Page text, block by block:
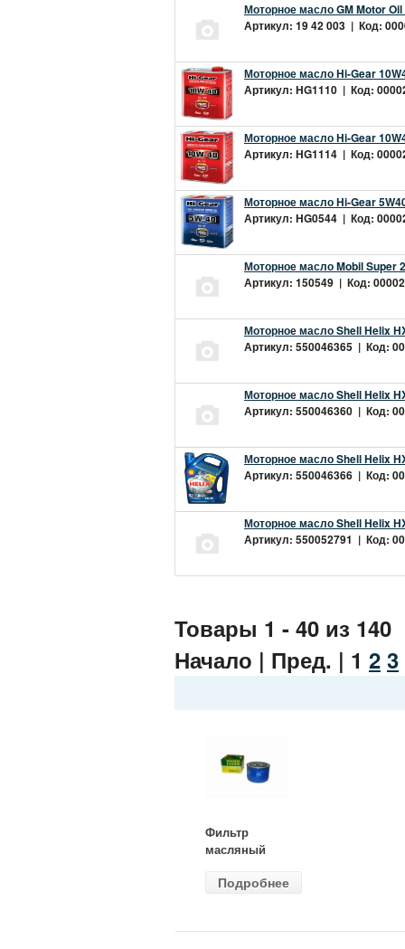
Моторное масло GM Motor
Артикул: 19 42 003 | Код:
Моторное масло Hi-Gear
Артикул: HG1110 | Код:
Моторное масло Hi-Gear
Артикул: HG1114 | Код:
Моторное масло Hi-Gear
Артикул: HG0544 | Код:
Моторное масло Mobil Super
Артикул: 150549 | Код:
Моторное масло Shell Helix
Артикул: 550046365 | Код:
Моторное масло Shell Helix
Артикул: 550046360 | Код:
Моторное масло Shell Helix
Артикул: 550046366 | Код:
Моторное масло Shell Helix
Артикул: 550052791 | Код:
Товары 1 - 40 из 140
Начало | Пред. | 1 2 3
Фильтр
масляный
(MANN) W
Подробнее